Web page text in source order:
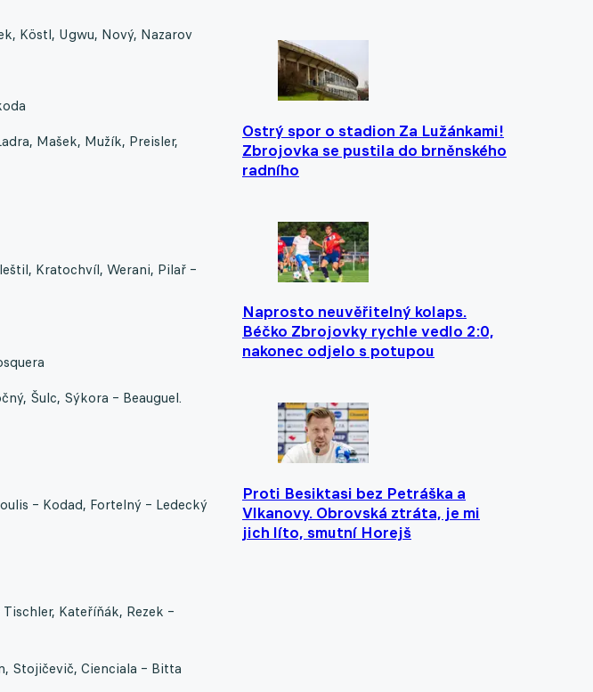
Ostrý spor o stadion Za Lužánkami!
Zbrojovka se pustila do brněnského
radního
Naprosto neuvěřitelný kolaps.
Béčko Zbrojovky rychle vedlo 2:0,
nakonec odjelo s potupou
Proti Besiktasi bez Petráška a
Vlkanovy. Obrovská ztráta, je mi
jich líto, smutní Horejš
Köstl, Ugwu, Nový, Nazarov
Mašek, Mužík, Preisler,
Kratochvíl, Werani, Pilař –
Šulc, Sýkora – Beauguel.
– Kodad, Fortelný – Ledecký
Kateříňák, Rezek –
Stojičevič, Cienciala – Bitta